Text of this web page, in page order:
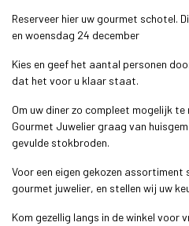
Reserveer hier uw gourmet schotel.
en woensdag 24 december
Kies en geef het aantal personen
dat het voor u klaar staat.
Om uw diner zo compleet mogelijk te
Gourmet Juwelier graag van
gevulde stokbroden.
Voor een eigen gekozen
gourmet juwelier, en stellen wij uw
Kom gezellig langs in de winkel voor